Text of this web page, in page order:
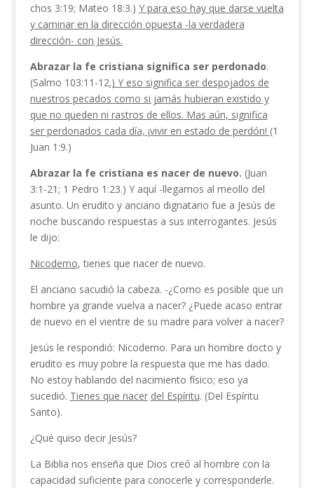
chos 3:19; Mateo 18:3.) Y para eso hay que darse vuelta
y caminar en la dirección opuesta -la verda­dera
dirección- con Jesús.
Abrazar la fe cristiana significa ser perdonado.
(Salmo 103:11-12.) Y eso significa ser despojados de
nuestros pecados como si jamás hubieran existido y
que no queden ni rastros de ellos. Mas aún, signi­fica
ser perdonados cada día, ¡vivir en estado de perdón! (1
Juan 1:9.)
Abrazar la fe cristiana es nacer de nuevo. (Juan
3:1-21; 1 Pedro 1:23.) Y aquí -llegamos al meollo del
asunto. Un erudito y anciano dignatario fue a Jesús de
noche buscando respuestas a sus interrogantes. Jesús
le dijo:
Nicodemo, tienes que nacer de nuevo.
El anciano sacudió la cabeza. -¿Como es posible que un
hombre ya grande vuelva a nacer? ¿Puede acaso entrar
de nuevo en el vientre de su madre para volver a nacer?
Jesús le respondió: Nicodemo. Para un hombre docto y
erudito es muy pobre la respuesta que me has dado.
No estoy hablando del nacimiento físico; eso ya
sucedió. Tienes que nacer del Espíritu. (Del Espíritu
Santo).
¿Qué quiso decir Jesús?
La Biblia nos enseña que Dios creó al hombre con la
capacidad suficiente para conocerle y correspon­derle.